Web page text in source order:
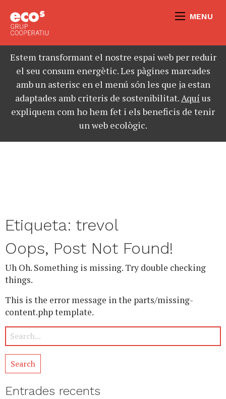
MENU
Estem transformant el nostre espai web per reduir
el seu consum energètic. Les pàgines marcades
amb un asterisc en el menú són les que ja estan
adaptades amb criteris de sostenibilitat.Aquíus
expliquem com ho hem fet i els beneficis de tenir
un web ecològic.
Etiqueta: trevol
Oops, Post Not Found!
Uh Oh. Something is missing. Try double checking
things.
This is the error message in the parts/missing-
content.php template.
Entrades recents